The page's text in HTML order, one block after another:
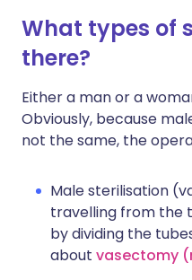
What types of
there?
Either a man or a
Obviously, because
not the same, the
Male sterilisation
travelling from the
by dividing the
about vasectomy